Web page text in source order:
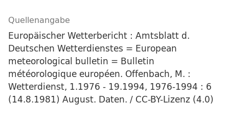
Quellenangabe
Europäischer Wetterbericht : Amtsblatt d.
Deutschen Wetterdienstes = European
meteorological bulletin = Bulletin
météorologique européen. Offenbach, M. :
Wetterdienst, 1.1976 - 19.1994, 1976-1994 : 6
(14.8.1981) August. Daten. / CC-BY-Lizenz (4.0)